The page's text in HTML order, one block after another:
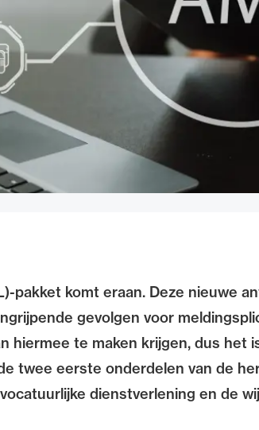
komt eraan. Deze nieuwe
gevolgen voor
hiermee te maken krijgen, dus het
twee eerste onderdelen van de
dienstverlening en de